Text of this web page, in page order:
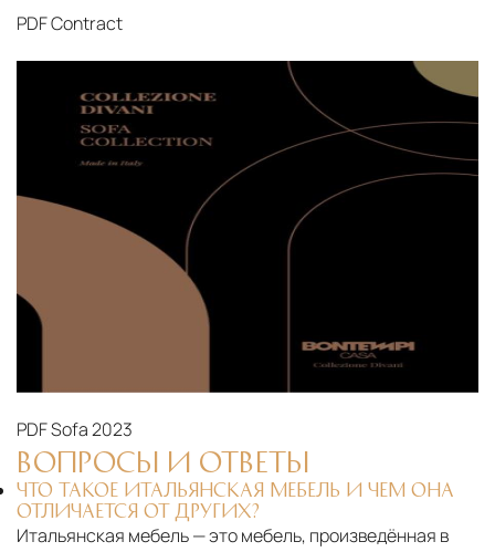
PDFContract
PDFSofa 2023
ВОПРОСЫ И ОТВЕТЫ
ЧТО ТАКОЕ ИТАЛЬЯНСКАЯ МЕБЕЛЬ И ЧЕМ ОНА
ОТЛИЧАЕТСЯ ОТ ДРУГИХ?
Итальянская мебель — это мебель, произведённая в